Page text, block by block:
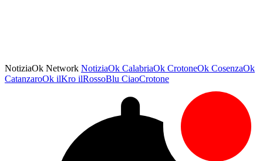
NotiziaOk Network NotiziaOk CalabriaOk CrotoneOk CosenzaOk
CatanzaroOk ilKro ilRossoBlu CiaoCrotone